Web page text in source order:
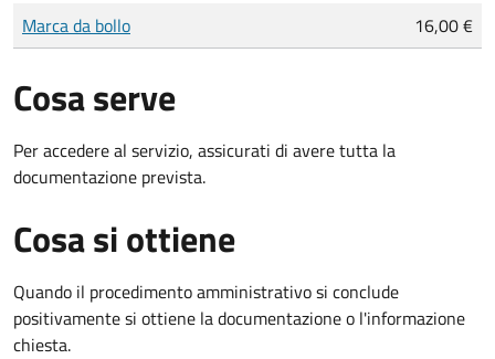
Tipo di pagamento
Importo
Marca da bollo 16,00 €
Cosa serve
Per accedere al servizio, assicurati di avere tutta la
documentazione prevista.
Cosa si ottiene
Quando il procedimento amministrativo si conclude
positivamente si ottiene la documentazione o l'informazione
chiesta.